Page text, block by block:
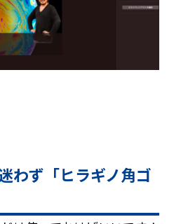
わず「ヒラギノ角ゴ